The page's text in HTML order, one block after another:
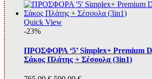
Quick View
-23%
ΠΡΟΣΦΟΡΑ ‘5’ Simplex+ Premium
Σάκος Πλάτης + Σέσουλα (3in1)